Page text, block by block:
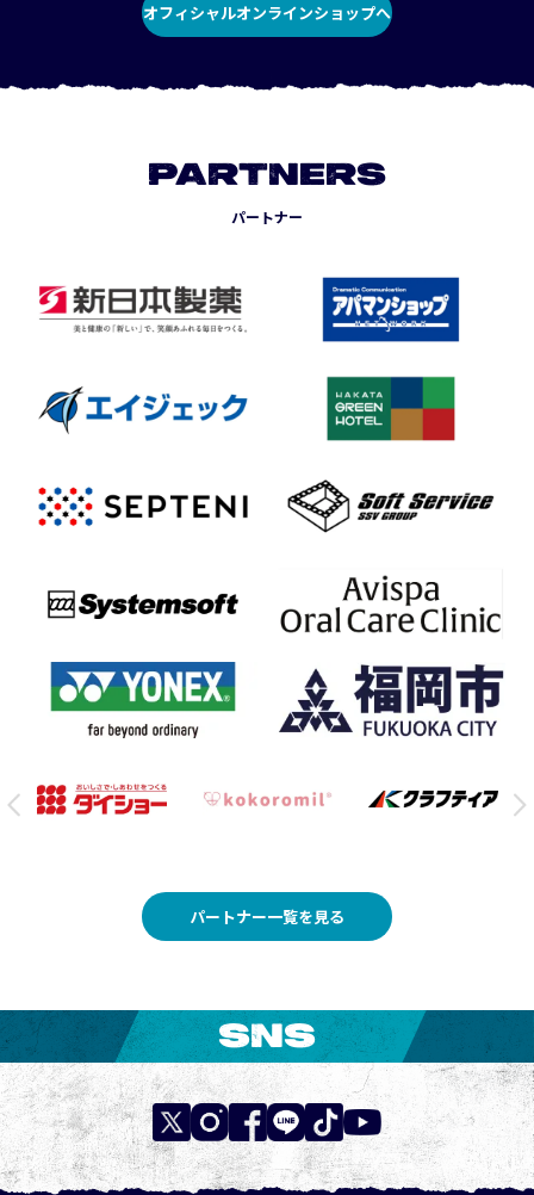
オフィシャルオンラインショップへ
PARTNERS
パートナー
パートナー一覧を見る
SNS